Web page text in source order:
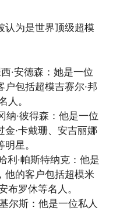
认为是世界顶级超模
·安德森：她是一位
包括超模吉赛尔·邦
人。
·彼得森：他是一位
·卡戴珊、安吉丽娜
星。
·帕斯特纳克：他是
他的客户包括超模米
布罗休等名人。
尔斯：他是一位私人